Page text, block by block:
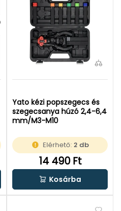
Yato kézi popszegecs és
szegecsanya húzó 2,4-6,4
mm/M3-M10
Elérhető: 2 db
14 490 Ft
Kosárba